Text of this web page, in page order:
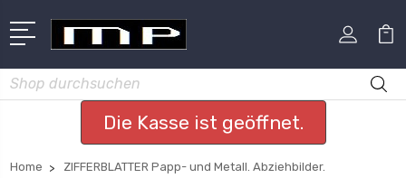
Suchen
Die Kasse ist geöffnet.
Home
ZIFFERBLATTER Papp- und Metall. Abziehbilder.